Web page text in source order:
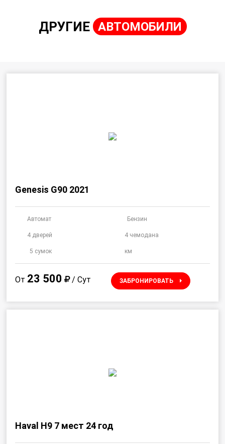
ДРУГИЕ АВТОМОБИЛИ
Genesis G90 2021
Автомат Бензин
4 дверей 4 чемодана
5 сумок км
От 23 500 / Сут ЗАБРОНИРОВАТЬ
Haval H9 7 мест 24 год